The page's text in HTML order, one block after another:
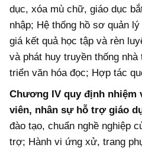
dục, xóa mù chữ, giáo dục
nhập; Hệ thống hồ sơ quản
giá kết quả học tập và rèn
và phát huy truyền thống
triển văn hóa đọc; Hợp tác
Chương IV quy định nhiệm
viên, nhân sự hỗ trợ giáo
đào tạo, chuẩn nghề nghiệp
trợ; Hành vi ứng xử, trang